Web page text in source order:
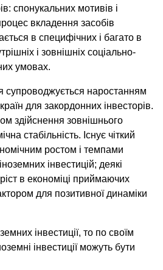
спонукальних мотивів і
вкладення засобів
в специфічних і багато в
і зовнішніх соціально-
умовах.
супроводжується наростанням
для закордонних інвесторів.
здійснення зовнішнього
стабільність. Існує чіткий
ростом і темпами
інвестицій; деякі
в економіці приймаючих
для позитивної динаміки
інвестиції, то по своїм
інвестиції можуть бути